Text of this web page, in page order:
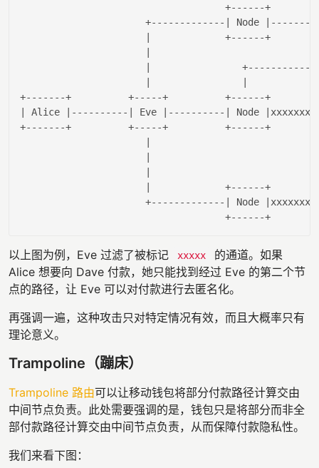
+------+
                      +-------------
| Node |
|             +------+
|
                      |
                      |
|
| Alice | ---------- | Eve | ---------- | Node |
+-------+          +-----+          +------+
|
                      |
|
                      |
+------+
                      +-------------|
Node
以上图为例，Eve 过滤了被标记 xxxxx
的通道。如果
Alice 想要向 Dave 付款，她只能找到经过 Eve 的第二个节
点的路径，让 Eve 可以对付款进行去匿名化。
再强调一遍，这种攻击只对特定情况有效，而且大概率只有
理论意义。
Trampoline（蹦床）
Trampoline 路由可以让移动钱包将部分付款路径计算交由
中间节点负责。此处需要强调的是，钱包只是将部分而非全
部付款路径计算交由中间节点负责，从而保障付款隐私性。
我们来看下图：